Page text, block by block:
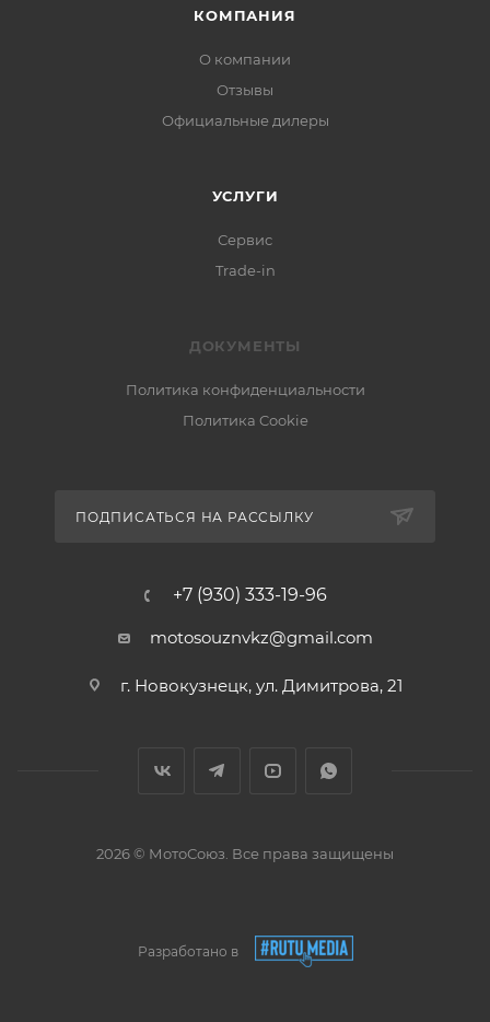
КОМПАНИЯ
О компании
Отзывы
Официальные дилеры
УСЛУГИ
Сервис
Trade-in
ДОКУМЕНТЫ
Политика конфиденциальности
Политика Cookie
ПОДПИСАТЬСЯ НА РАССЫЛКУ
+7 (930) 333-19-96
motosouznvkz@gmail.com
г. Новокузнецк, ул. Димитрова, 21
2026 © МотоСоюз. Все права защищены
Разработано в